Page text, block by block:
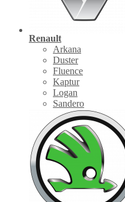
Renault
Arkana
Duster
Fluence
Kaptur
Logan
Sandero